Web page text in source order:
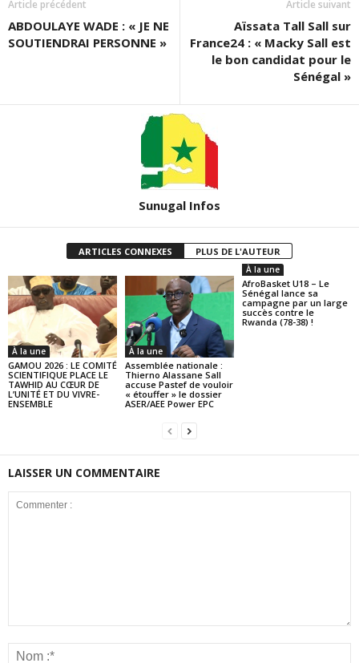
Article précédent
ABDOULAYE WADE : « JE NE
SOUTIENDRAI PERSONNE »
Article suivant
Aïssata Tall Sall sur
France24 : « Macky Sall est
le bon candidat pour le
Sénégal »
Sunugal Infos
ARTICLES CONNEXES PLUS DE L'AUTEUR
À la une
GAMOU 2026 : LE COMITÉ
SCIENTIFIQUE PLACE LE
TAWHID AU CŒUR DE
L’UNITÉ ET DU VIVRE-
ENSEMBLE
À la une
Assemblée nationale :
Thierno Alassane Sall
accuse Pastef de vouloir
« étouffer » le dossier
ASER/AEE Power EPC
À la une
AfroBasket U18 – Le
Sénégal lance sa
campagne par un large
succès contre le
Rwanda (78-38) !
LAISSER UN COMMENTAIRE